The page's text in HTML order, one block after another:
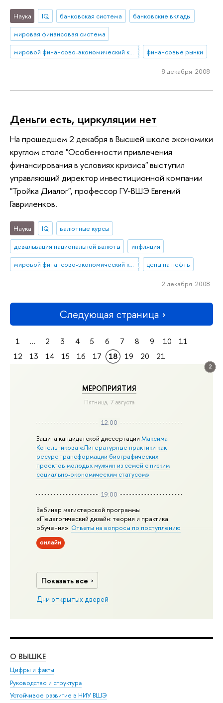
2
МЕРОПРИЯТИЯ
Пятница, 7 августа
12:00
Защита кандидатской диссертацииМаксима
Котельникова «Литературные практики как
ресурс трансформации биографических
проектов молодых мужчин из семей с низким
социально-экономическим статусом»
19:00
Вебинар магистерской программы
«Педагогический дизайн: теория и практика
обучения»: Ответы на вопросы по поступлению
онлайн
Показать все
Дни открытых дверей
Наука IQ банковская система
банковские вклады
мировая финансовая система
мировой финансово-экономический кризис
финансовые рынки
8 декабря 2008
Деньги есть, циркуляции нет
На прошедшем 2 декабря в Высшей школе экономики
круглом столе "Особенности привлечения
финансирования в условиях кризиса" выступил
управляющий директор инвестиционной компании
"Тройка Диалог", профессор ГУ-ВШЭ Евгений
Гавриленков.
Наука IQ
валютные курсы
девальвация национальной валюты
инфляция
мировой финансово-экономический кризис
цены на нефть
2 декабря 2008
Следующая страница
1 ... 2 3 4 5 6 7 8 9 10
11
12
13 14 15 16 17 18 19 20 21
О ВЫШКЕ
Цифры и факты
Руководство и структура
Устойчивое развитие в НИУ ВШЭ